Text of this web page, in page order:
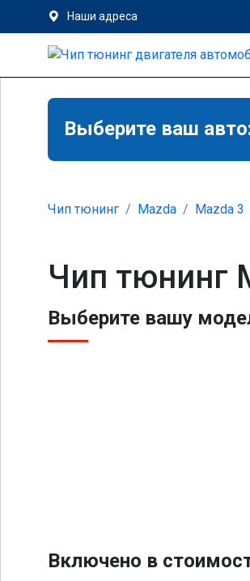
Наши адреса
Выберите ваш
Чип тюнинг Mazda Mazda 3
Чип тюнинг
Выберите вашу
Включено в